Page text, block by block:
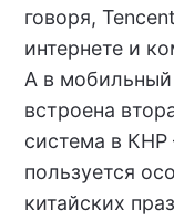
говоря,
интернете и
А в
встроена
система в
пользуется
китайских